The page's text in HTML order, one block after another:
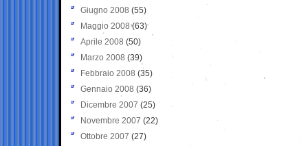
Giugno 2008 (55)
Maggio 2008(63)
Aprile 2008 (50)
Marzo 2008 (39)
Febbraio 2008 (35)
Gennaio 2008 (36)
Dicembre 2007 (25)
Novembre 2007 (22)
Ottobre 2007 (27)